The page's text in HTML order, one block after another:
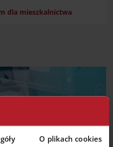
O plikach cookies
dla mieszkalnictwa